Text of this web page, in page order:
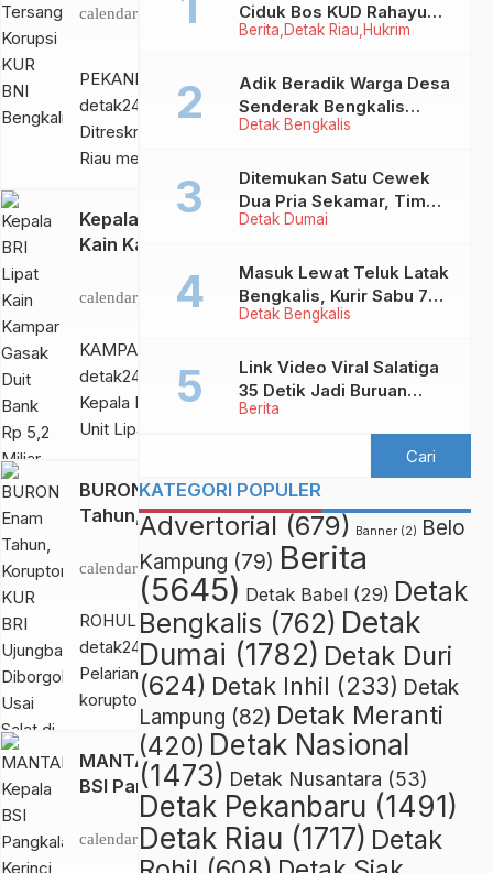
calendar_month
Nov
PEKANBARU,
detak24com –
Ditreskrimsus Polda
Riau menang
praperadilan yang
diajukan Joko
tersangka korupsi
fiktif di BNI KCP
Bengkalis. Putusan
dibacakan pada
persidangan yang
menyatakan
penetapan
tersangka oleh
penyidik sudah
sesuai prosedur dan
ketentuan hukum
berlaku. “Menolak
seluruh permohonan
pemohon, serta
membebankan biaya
sidang kepada
pemohon,” ujar […]
Kepala BRI Lipat
Kain Kampar
Gasak Duit Bank
Rp 5,2 Miliar
calendar_month17 Agt
KAMPAR,
detak24com –
Kepala Bank BRI
Unit Lipat Kain
dibekuk polisi atas
dugaan transaksi
fiktif. Tindakannya
merugikan bank
sebesar Rp 5,2
miliar lebih. Penyidik
Subdit II Direktorat
Reserse Kriminal
Khusus
(Ditreskrimsus)
Polda Riau
membekuk EP pada
Jumat (16/08/28)
pukul 11.00 WIB.
Direktur Reskrimsus
BURON Enam
Tahun, Koruptor
KUR BRI
Ujungbatu
Diborgol Usai
Salat di Masjid
calendar_month3 Mei
2024
ROHUL,
detak24com –
Pelarian Sudirman J,
koruptor KUR BRI
Ujungbatu Rohul
berakhir. Ia terciduk
saat Salat Magrib di
sebuah masjid
Pekanbaru setelah 6
tahun buron.
MANTAN Kepala
BSI Pangkalan
Kerinci Dituntut
14 Tahun
Penjara, Kasus
calendar_month
Senin,
9 Okt
2023
Berita Detak Riau Hukrim
Ciduk Bos KUD Rahayu
Makmur Inhu di Kalbar,
Rp2,8 M
Detak Bengkalis
Adik Beradik Warga Desa
Senderak Bengkalis
‘Ditendang’ ke Malaysia,
Detak Dumai
Ditemukan Satu Cewek
Dua Pria Sekamar, Tim
Yustisi Dumai Garuk
Mesum
Detak Bengkalis
Masuk Lewat Teluk Latak
Bengkalis, Kurir Sabu 7
Kilo Diringkus di
Berita
Link Video Viral Salatiga
35 Detik Jadi Buruan
Netizen
KATEGORI POPULER
Advertorial (679) Banner (2) Belo
Kampung (79) Berita
(5645) Detak Babel (29) Detak
Bengkalis (762) Detak
Dumai (1782) Detak Duri
(624) Detak Inhil (233) Detak
Lampung (82) Detak Meranti
(420) Detak Nasional
(1473) Detak Nusantara (53)
Detak Pekanbaru (1491)
Detak Riau (1717) Detak